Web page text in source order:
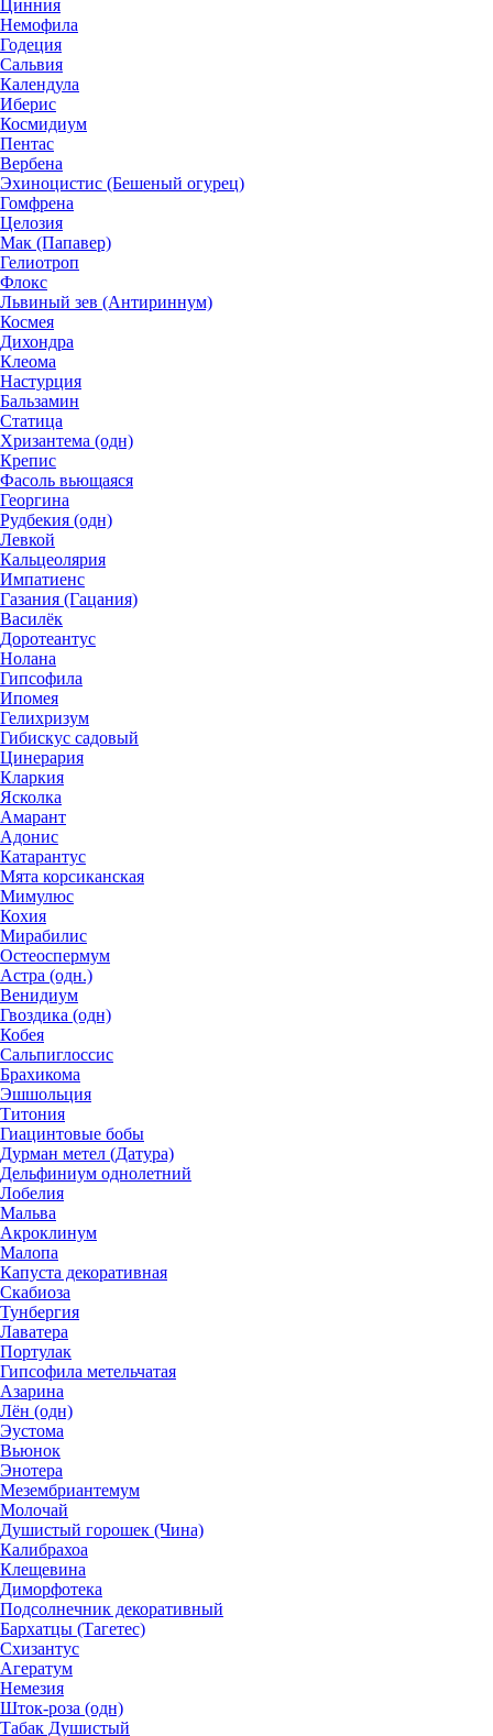
Цинния
Немофила
Годеция
Сальвия
Календула
Иберис
Космидиум
Пентас
Вербена
Эхиноцистис (Бешеный огурец)
Гомфрена
Целозия
Мак (Папавер)
Гелиотроп
Флокс
Львиный зев (Антириннум)
Космея
Дихондра
Клеома
Настурция
Бальзамин
Статица
Хризантема (одн)
Крепис
Фасоль вьющаяся
Георгина
Рудбекия (одн)
Левкой
Кальцеолярия
Импатиенс
Газания (Гацания)
Василёк
Доротеантус
Нолана
Гипсофила
Ипомея
Гелихризум
Гибискус садовый
Цинерария
Кларкия
Ясколка
Амарант
Адонис
Катарантус
Мята корсиканская
Мимулюс
Кохия
Мирабилис
Остеоспермум
Астра (одн.)
Венидиум
Гвоздика (одн)
Кобея
Сальпиглоссис
Брахикома
Эшшольция
Титония
Гиацинтовые бобы
Дурман метел (Датура)
Дельфиниум однолетний
Лобелия
Мальва
Акроклинум
Малопа
Капуста декоративная
Скабиоза
Тунбергия
Лаватера
Портулак
Гипсофила метельчатая
Азарина
Лён (одн)
Эустома
Вьюнок
Энотера
Мезембриантемум
Молочай
Душистый горошек (Чина)
Калибрахоа
Клещевина
Диморфотека
Подсолнечник декоративный
Бархатцы (Тагетес)
Схизантус
Агератум
Немезия
Шток-роза (одн)
Табак Душистый